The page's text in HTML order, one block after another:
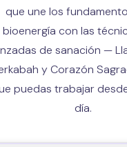
que une los
bioenergía con las
de sanación —
y Corazón
puedas trabajar
día.